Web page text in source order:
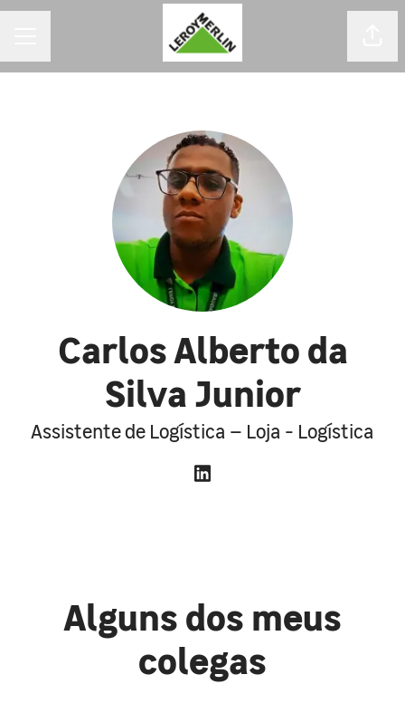
Carlos Alberto da
Silva Junior
Assistente de Logística – Loja - Logística
Alguns dos meus
colegas